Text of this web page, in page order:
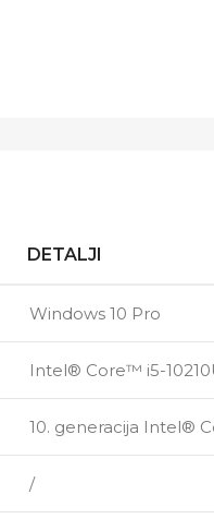
DETALJI
Windows 10 Pro
Intel® Core™ i5-
10. generacija Intel®
/